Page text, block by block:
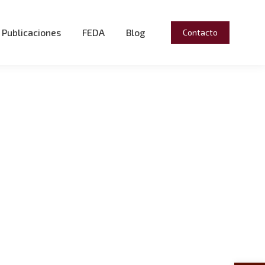
Publicaciones FEDA Blog Contacto